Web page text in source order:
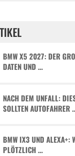
BMW X5 2027: DER
ATEN UND …
NACH DEM UNFALL:
SOLLTEN AUTOFAHRER
BMW IX3 UND ALEXA+:
PLÖTZLICH …